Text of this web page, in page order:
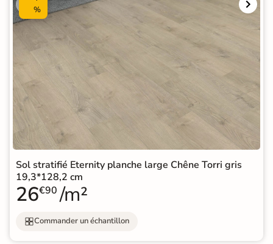
%
Sol stratifié Eternity planche large Chêne Torri gris
19,3*128,2 cm
26€90 /m²
Commander un échantillon